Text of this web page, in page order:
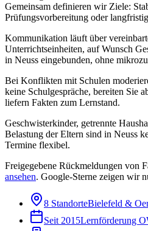
Gemeinsam definieren wir Ziele:
Prüfungsvorbereitung oder
Kommunikation läuft über
Unterrichtseinheiten, auf Wunsch
in Neuss eingebunden, ohne
Bei Konflikten mit Schulen
keine Schulgespräche, bereiten Sie
liefern Fakten zum Lernstand.
Geschwisterkinder, getrennte
Belastung der Eltern sind in Neuss
Termine flexibel.
Freigegebene Rückmeldungen von
ansehen. Google-Sterne zeigen wir
8 StandorteBielefeld &
Seit 2015Lernförderung